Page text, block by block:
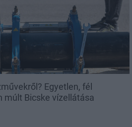
Egyetlen, fél
múlt Bicske vízellátása